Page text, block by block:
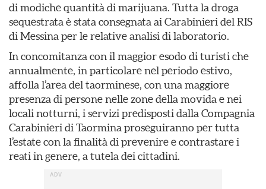
di modiche quantità di marijuana. Tutta la droga
sequestrata è stata consegnata ai Carabinieri del RIS
di Messina per le relative analisi di laboratorio.
In concomitanza con il maggior esodo di turisti che
annualmente, in particolare nel periodo estivo,
affolla l’area del taorminese, con una maggiore
presenza di persone nelle zone della movida e nei
locali notturni, i servizi predisposti dalla Compagnia
Carabinieri di Taormina proseguiranno per tutta
l’estate con la finalità di prevenire e contrastare i
reati in genere, a tutela dei cittadini.